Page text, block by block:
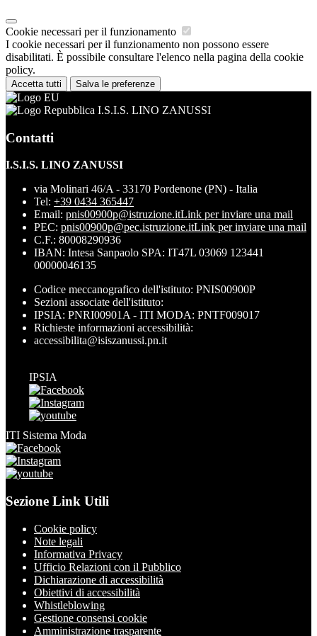
Cookie necessari per il funzionamento
I cookie necessari per il funzionamento non possono essere
disabilitati. È possibile consultare l'elenco nella pagina della cookie
policy.
Accetta tutti Salva le preferenze
I.S.I.S. LINO ZANUSSI
Contatti
I.S.I.S. LINO ZANUSSI
via Molinari 46/A - 33170 Pordenone (PN) - Italia
Tel: +39 0434 365447
Email: pnis00900p@istruzione.itLink per inviare una mail
PEC: pnis00900p@pec.istruzione.itLink per inviare una mail
C.F.: 80008290936
IBAN: Intesa Sanpaolo SPA: IT47L 03069 123441
00000046135
Codice meccanografico dell'istituto: PNIS00900P
Sezioni associate dell'istituto:
IPSIA: PNRI00901A - ITI MODA: PNTF009017
Richieste informazioni accessibilità:
accessibilita@isiszanussi.pn.it
IPSIA
ITI Sistema Moda
Sezione Link Utili
Cookie policy
Note legali
Informativa Privacy
Ufficio Relazioni con il Pubblico
Dichiarazione di accessibilità
Obiettivi di accessibilità
Whistleblowing
Gestione consensi cookie
Amministrazione trasparente